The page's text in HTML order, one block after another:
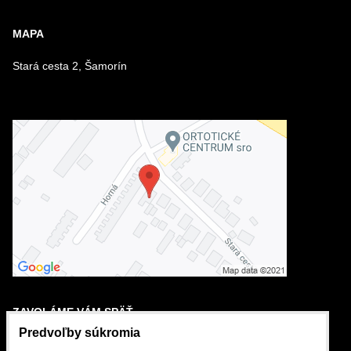
MAPA
Stará cesta 2, Šamorín
ZAVOLÁME VÁM SPÄŤ
Predvoľby súkromia